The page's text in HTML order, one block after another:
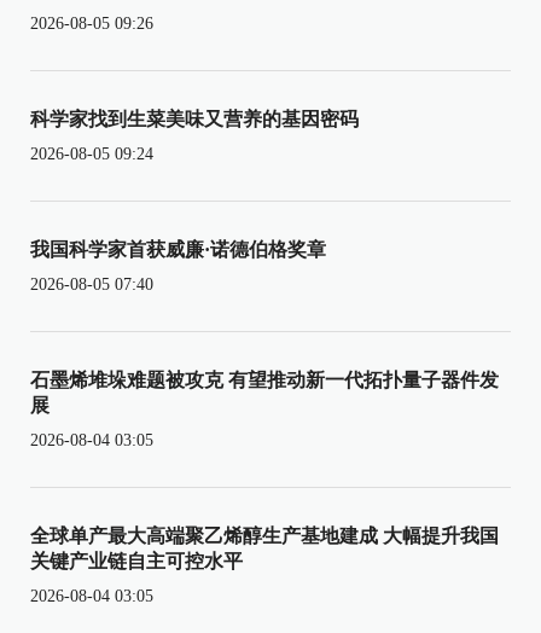
2026-08-05 09:26
科学家找到生菜美味又营养的基因密码
2026-08-05 09:24
我国科学家首获威廉·诺德伯格奖章
2026-08-05 07:40
石墨烯堆垛难题被攻克 有望推动新一代拓扑量子器件发
展
2026-08-04 03:05
全球单产最大高端聚乙烯醇生产基地建成 大幅提升我国
关键产业链自主可控水平
2026-08-04 03:05